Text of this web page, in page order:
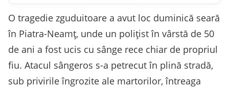
O tragedie zguduitoare a avut loc duminică seară
în Piatra-Neamț, unde un polițist în vârstă de 50
de ani a fost ucis cu sânge rece chiar de propriul
fiu. Atacul sângeros s-a petrecut în plină stradă,
sub privirile îngrozite ale martorilor, întreaga